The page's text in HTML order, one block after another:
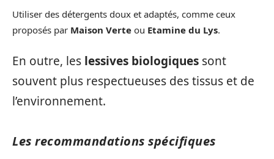
Utiliser des détergents doux et adaptés, comme ceux
proposés par Maison Verte ou Etamine du Lys.
En outre, les lessives biologiques sont
souvent plus respectueuses des tissus et de
l’environnement.
Les recommandations spécifiques